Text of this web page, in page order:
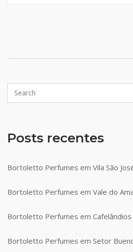
Posts recentes
Bortoletto Perfumes em Vila São
Bortoletto Perfumes em Vale do
Bortoletto Perfumes em Cafelândios
Bortoletto Perfumes em Setor